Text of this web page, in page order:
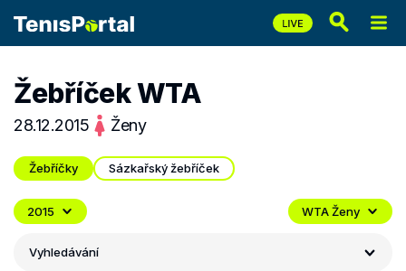
Žebříček WTA
28.12.2015 Ženy
Žebříčky Sázkařský žebříček
2015 WTA Ženy
Vyhledávání